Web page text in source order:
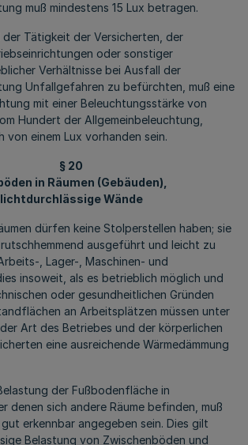
muß mindestens 15 Lux betragen.
Tätigkeit der Versicherten, der
oder sonstiger
Verhältnisse bei Ausfall der
Unfallgefahren zu befürchten, muß eine
mit einer Beleuchtungsstärke von
Hundert der Allgemeinbeleuchtung,
von einem Lux vorhanden sein.
§ 20
in Räumen (Gebäuden),
lichtdurchlässige Wände
dürfen keine Stolperstellen haben; sie
ausgeführt und leicht zu
, Lager-, Maschinen- und
insoweit, als es betrieblich möglich und
oder gesundheitlichen Gründen
an Arbeitsplätzen müssen unter
Art des Betriebes und der körperlichen
eine ausreichende Wärmedämmung
der Fußbodenfläche in
denen sich andere Räume befinden, muß
erkennbar angegeben sein. Dies gilt
Belastung von Zwischenböden und